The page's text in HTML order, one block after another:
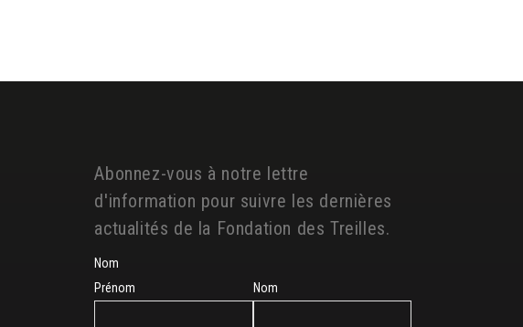
Abonnez-vous à notre lettre
d'information pour suivre les dernières
actualités de la Fondation des Treilles.
Nom
Prénom
Nom